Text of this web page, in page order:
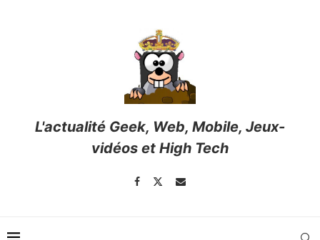
L'actualité Geek, Web, Mobile, Jeux-
vidéos et High Tech